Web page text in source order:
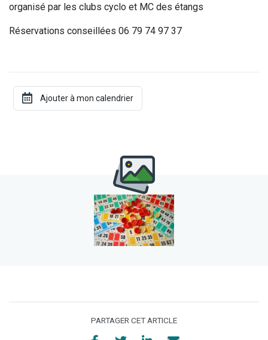
organisé par les clubs cyclo et MC des étangs
Réservations conseillées 06 79 74 97 37
PARTAGER CET ARTICLE